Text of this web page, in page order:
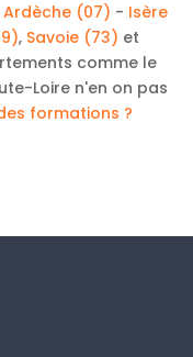
Ardèche (07) - Isère
, Savoie (73) et
comme le
Loire n'en on pas
formations ?